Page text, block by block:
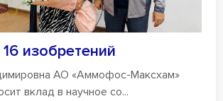
изобретений
АО «Аммофос-Максхам»
вклад в научное со...